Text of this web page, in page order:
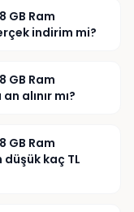
GB Ram
indirim mi?
GB Ram
alınır mı?
GB Ram
kaç TL